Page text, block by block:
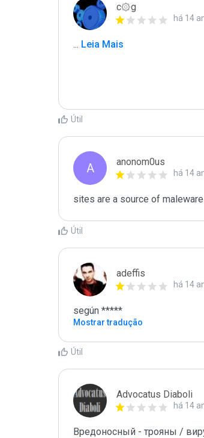
c۞g
há 14
... Leia Mais
Útil
A anonom0us
há 14
sites are a source of
Útil
adeffis
há 14
según *****
Mostrar tradução
Útil
Advocatus Diaboli
há 14
Вредоносный - трояны /